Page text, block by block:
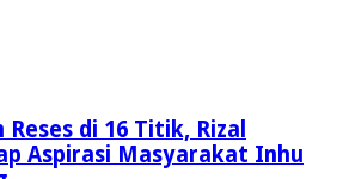
Reses di 16 Titik, Rizal
Aspirasi Masyarakat Inhu